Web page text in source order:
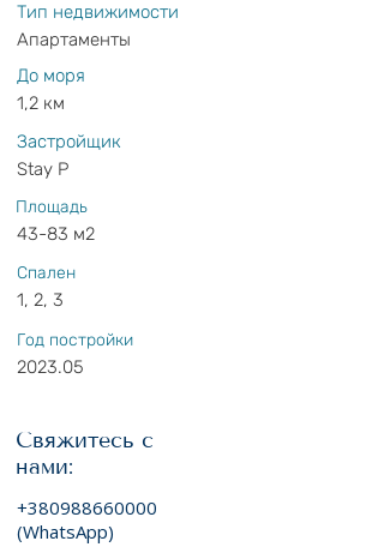
Тип недвижимости
Апартаменты
До моря
1,2 км
Застройщик
Stay P
Площадь
43-83 м2
Спален
1, 2, 3
Год постройки
2023.05
Свяжитесь с
нами:
+380988660000
(WhatsApp)